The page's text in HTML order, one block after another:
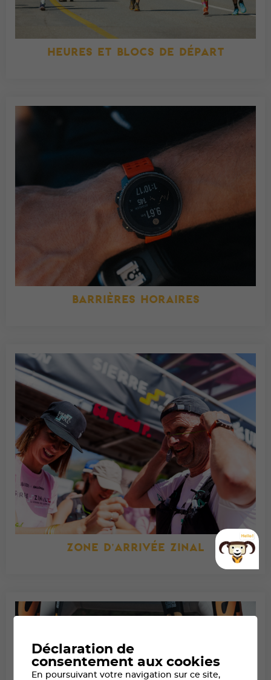
HEURES ET BLOCS DE DÉPART
BARRIÈRES HORAIRES
ZONE D'ARRIVÉE ZINAL
Déclaration de
consentement aux cookies
En poursuivant votre navigation sur ce site,